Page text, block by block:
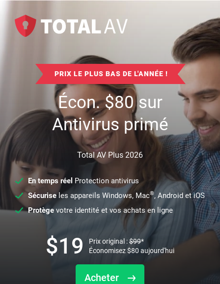
PRIX LE PLUS BAS DE L'ANNÉE !
Écon.$80sur
Antivirus primé
Total AV Plus 2026
En temps réel Protection antivirus
Sécuriseles appareils Windows, Mac®, Android et iOS
Protège votre identité et vos achats en ligne
Acheter
$19 Prix original :$99*
Économisez$80 aujourd'hui